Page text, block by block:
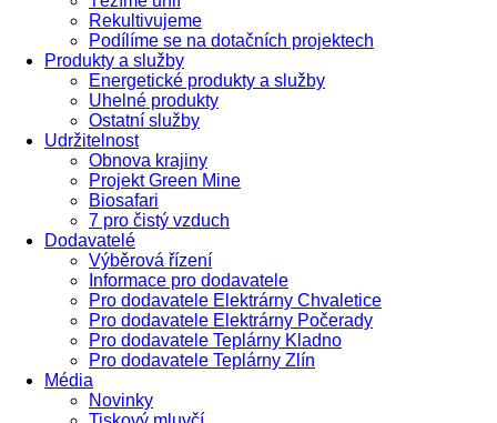
Rekultivujeme
Podílíme se na dotačních projektech
Produkty a služby
Energetické produkty a služby
Uhelné produkty
Ostatní služby
Udržitelnost
Obnova krajiny
Projekt Green Mine
Biosafari
7 pro čistý vzduch
Dodavatelé
Výběrová řízení
Informace pro dodavatele
Pro dodavatele Elektrárny Chvaletice
Pro dodavatele Elektrárny Počerady
Pro dodavatele Teplárny Kladno
Pro dodavatele Teplárny Zlín
Média
Novinky